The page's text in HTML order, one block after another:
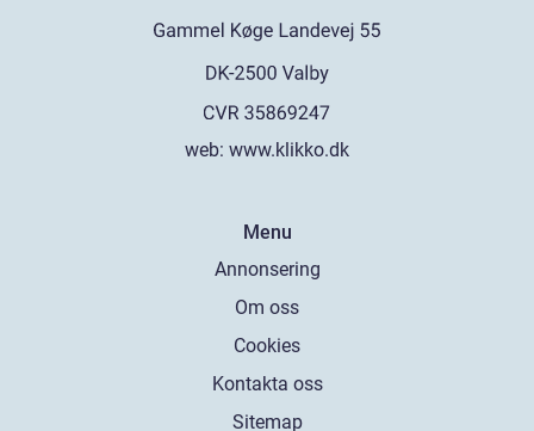
web: www.klikko.dk
Menu
Annonsering
Om oss
Cookies
Kontakta oss
Sitemap